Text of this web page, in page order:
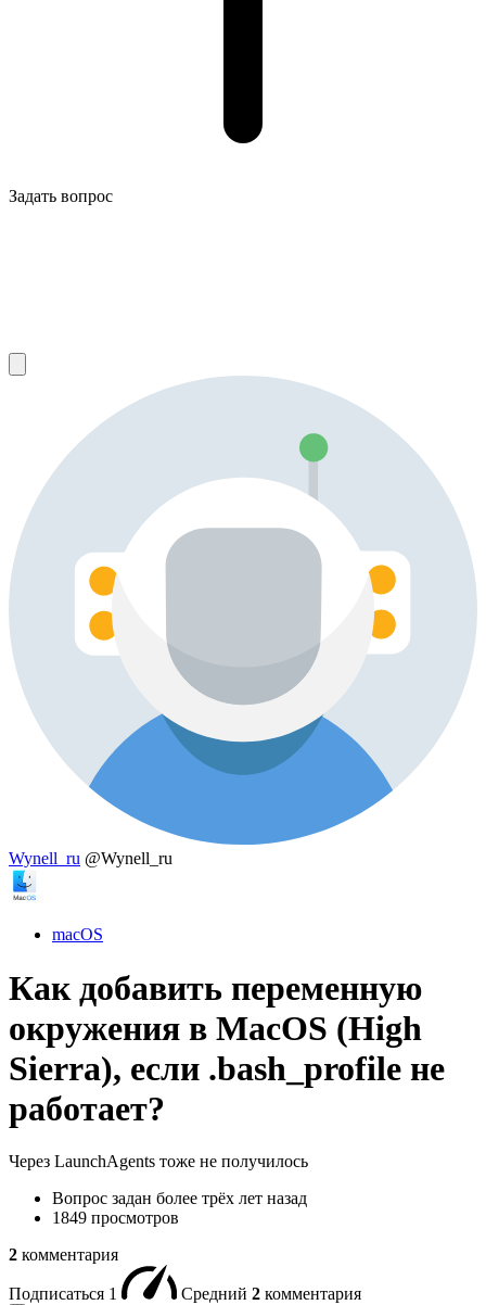
Задать вопрос
Wynell_ru @Wynell_ru
macOS
Как добавить переменную
окружения в MacOS (High
Sierra), если .bash_profile не
работает?
Через LaunchAgents тоже не получилось
Вопрос задан более трёх лет назад
1849 просмотров
2 комментария
Подписаться 1 Средний 2 комментария